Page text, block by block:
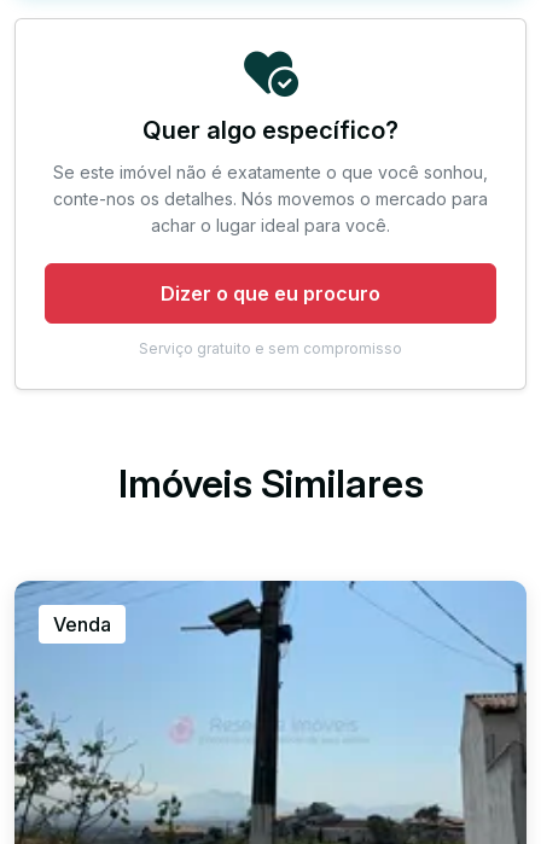
Quer algo específico?
Se este imóvel não é exatamente o que você sonhou,
conte-nos os detalhes. Nós movemos o mercado para
achar o lugar ideal para você.
Dizer o que eu procuro
Serviço gratuito e sem compromisso
Imóveis Similares
Venda